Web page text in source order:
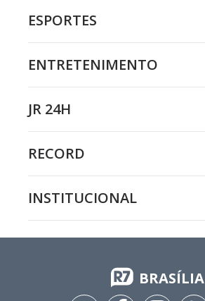
ESPORTES
ENTRETENIMENTO
JR 24H
RECORD
INSTITUCIONAL
BRASÍLIA